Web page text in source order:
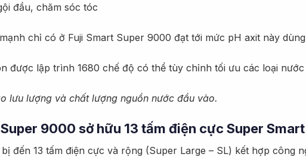
đầu, chăm sóc tóc
chỉ có ở Fuji Smart Super 9000 đạt tới mức pH axit này
được lập trình 1680 chế độ có thể tùy chỉnh tối ưu các loại
lưu lượng và chất lượng nguồn nước đầu vào.
9000 sở hữu 13 tấm điện cực Super
đến 13 tấm điện cực và rộng (Super Large – SL) kết hợp công